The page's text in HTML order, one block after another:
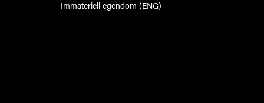
Immateriell egendom (ENG)